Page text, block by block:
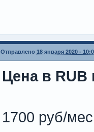
Отправлено 18 января 2020 -
Цена в RUB
1700 руб/мес